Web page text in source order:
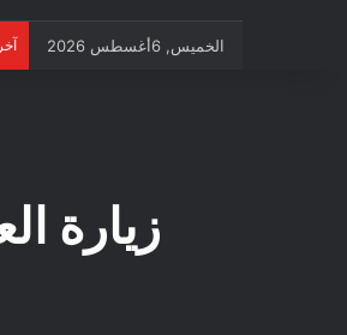
الخميس, 6أغسطس 2026
زيارة